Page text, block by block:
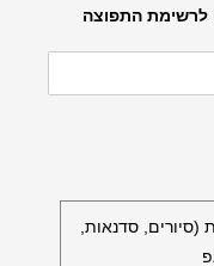
לרשימת התפוצה
(סיורים, סדנאות,